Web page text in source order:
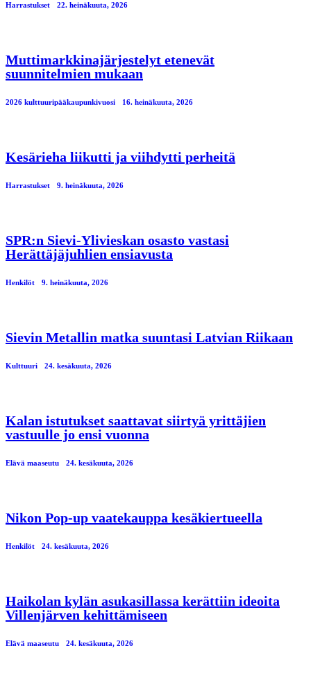
Harrastukset 22. heinäkuuta, 2026
Muttimarkkinajärjestelyt etenevät
suunnitelmien mukaan
2026 kulttuuripääkaupunkivuosi 16. heinäkuuta, 2026
Kesärieha liikutti ja viihdytti perheitä
Harrastukset 9. heinäkuuta, 2026
SPR:n Sievi-Ylivieskan osasto vastasi
Herättäjäjuhlien ensiavusta
Henkilöt 9. heinäkuuta, 2026
Sievin Metallin matka suuntasi Latvian Riikaan
Kulttuuri 24. kesäkuuta, 2026
Kalan istutukset saattavat siirtyä yrittäjien
vastuulle jo ensi vuonna
Elävä maaseutu 24. kesäkuuta, 2026
Nikon Pop-up vaatekauppa kesäkiertueella
Henkilöt 24. kesäkuuta, 2026
Haikolan kylän asukasillassa kerättiin ideoita
Villenjärven kehittämiseen
Elävä maaseutu 24. kesäkuuta, 2026